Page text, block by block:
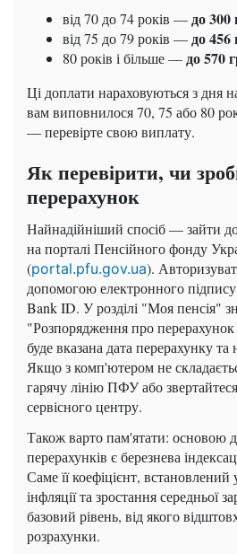
від 70 до 74 років —до 300
від 75 до 79 років —до 456
80 років і більше —до 570
Ці доплати нараховуються з дня
вам виповнилося 70, 75 або 80
— перевірте свою виплату.
Як перевірити, чи
перерахунок
Найнадійніший спосіб — зайти
на порталі Пенсійного фонду
(portal.pfu.gov.ua).
допомогою електронного
Bank ID. У розділі "Моя пенсія"
"Розпорядження про
буде вказана дата перерахунку
Якщо з комп'ютером не
гарячу лінію ПФУ або
сервісного центру.
Також варто пам'ятати: основою
перерахунків є березнева
Саме її коефіцієнт,
інфляції та зростання середньої
базовий рівень, від якого
розрахунки.